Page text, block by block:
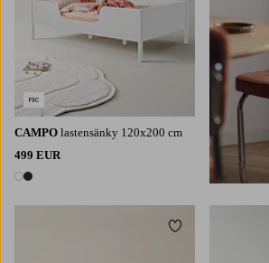
CAMPO lastensänky 120x200 cm
499 EUR
2 värejä
Lisää suosikkeihin